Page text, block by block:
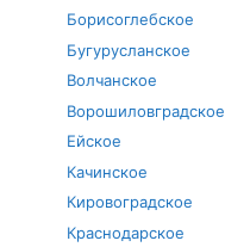
Борисоглебское
Бугурусланское
Волчанское
Ворошиловградское
Ейское
Качинское
Кировоградское
Краснодарское